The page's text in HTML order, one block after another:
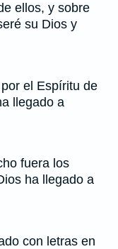
ellos, y sobre
su Dios y
el Espíritu de
llegado a
fuera los
ha llegado a
con letras en